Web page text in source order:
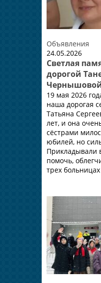
Объявления
24.05.2026
Светлая
дорогой
19 мая 2026
наша дорогая
Татьяна
лет, и она
сёстрами
юбилей, но
Прикладывали
помочь,
трех